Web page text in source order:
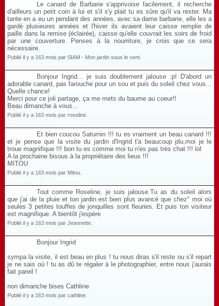
Le canard de Barbarie s'apprivoise facilement, il recherche
d'ailleurs un petit coin à lui et s'il s'y plait tu es sûre qu'il va rester. Ma
tante en a eu un pendant des années, avec sa dame barbarie, elle les a
gardé plusieures années et l'hiver ils avaient leur caisse remplie de
paille dans la remise (éclairée), caisse qu'elle couvrait les soirs de froid
par une couverture. Penses à la nourriture, je crois que ce sera
nécessaire.
Publié il y a 163 mois par SIAM - Mon jardin sous le vent.
Bonjour Ingrid... je suis doublement jalouse :p! D'abord un
adorable canard, pas farouche pour un sou et puis du soleil chez vous...
Quelle chance!
Merci pour ce joli partage, ça me mets du baume au coeur!!
Beau dimanche à vous...
Publié il y a 163 mois par roseline.
Et bien coucou Saturnin !!! tu es vraiment un beau canard !!!
et je pense que la visite du jardin d'Ingrid t'a beaucoup plu,moi je le
troue magnifique !!! bon tu es comme moi tu n'es pas très chat !!! lol
A la prochaine bisous à la propriétaire des lieux !!!
MITOU
Publié il y a 163 mois par Mitou.
Tout comme Roseline, je suis jalouse.Tu as du soleil alors
que j'ai de la pluie et ton jardin est bien plus avancé que chez" moi où
seules 3 petites touffes de jonquilles sont fleuries. Et puis ton visiteur
est magnifique. A bientôt j'espère
Publié il y a 163 mois par Jeannette.
Bonjour Ingrid
sympa la visite, il est beau en plus ! tu nous diras s'il reste ou s'il repart
je ne sais où ! tu as dû te régaler à le photographier, entre nous j'aurais
fait pareil !
non dimanche bises Cathline
Publié il y a 163 mois par cathline.